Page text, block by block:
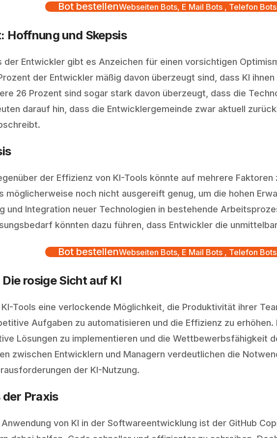
Bot bestellenWebseiten Bots, E Mail Bots , Telefon Bots
Hoffnung und Skepsis
Entwickler gibt es Anzeichen für einen vorsichtigen
der Entwickler mäßig davon überzeugt sind, dass KI
26 Prozent sind sogar stark davon überzeugt, dass die
darauf hin, dass die Entwicklergemeinde zwar aktuell
der Effizienz von KI-Tools könnte auf mehrere
noch nicht ausgereift genug, um die hohen
und Integration neuer Technologien in bestehende
könnten dazu führen, dass Entwickler die
Bot bestellenWebseiten Bots, E Mail Bots , Telefon Bots
rosige Sicht auf KI
Tools eine verlockende Möglichkeit, die Produktivität ihrer
Aufgaben zu automatisieren und die Effizienz zu
Lösungen zu implementieren und die Wettbewerbsfähigkeit
zwischen Entwicklern und Managern verdeutlichen die
der KI-Nutzung.
der Praxis
von KI in der Softwareentwicklung ist der GitHub